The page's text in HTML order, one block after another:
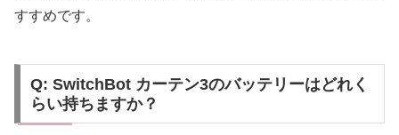
すすめです。
Q: SwitchBot カーテン3のバッテリーはどれく
らい持ちますか？